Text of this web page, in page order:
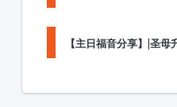
【主日福音分享】|圣母